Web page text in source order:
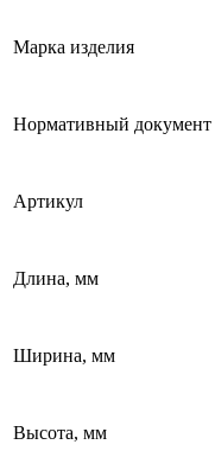
Марка изделия
Нормативный документ
Артикул
Длина, мм
Ширина, мм
Высота, мм